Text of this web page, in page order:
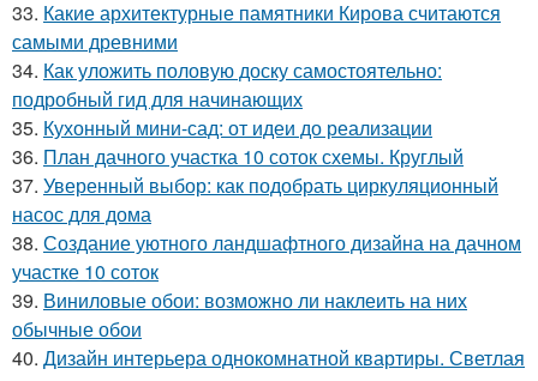
33. Какие архитектурные памятники Кирова считаются
самыми древними
34. Как уложить половую доску самостоятельно:
подробный гид для начинающих
35. Кухонный мини-сад: от идеи до реализации
36. План дачного участка 10 соток схемы. Круглый
37. Уверенный выбор: как подобрать циркуляционный
насос для дома
38. Создание уютного ландшафтного дизайна на дачном
участке 10 соток
39. Виниловые обои: возможно ли наклеить на них
обычные обои
40. Дизайн интерьера однокомнатной квартиры. Светлая